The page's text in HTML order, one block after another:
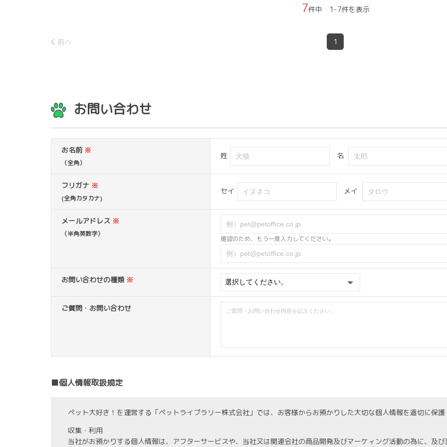
7件中 1-7件を表示
前へ 1
お問い合わせ
お名前 ※
（全角）
姓 名
フリガナ ※
(全角カタカナ)
セイ メイ
メールアドレス ※
（半角英数字）
確認のため、もう一度入力してください。
お問い合わせの種類 ※
ご質問・お問い合わせ
■個人情報取扱規定
ペット大好き！を運営する「ペットライブラリー株式会社」では、お客様からお預かりした大切な個人情報を適切に保
収集・利用
当社がお預かりする個人情報は、アフターサービスや、当社又は関連会社の商品開発及びマーケィング活動の為に、及